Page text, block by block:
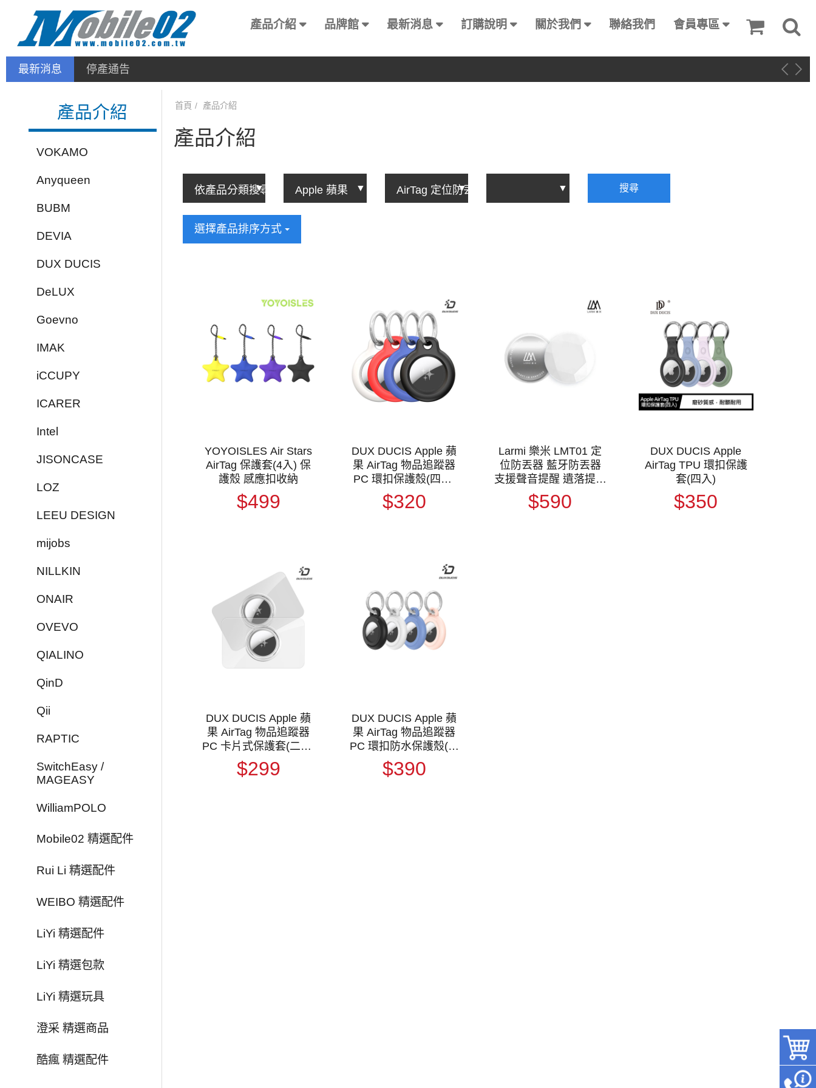
產品介紹 品牌館 最新消息 訂購說明 關於我們 聯絡我們 會員專區
最新消息 停產通告
產品介紹
VOKAMO
Anyqueen
BUBM
DEVIA
DUX DUCIS
DeLUX
Goevno
IMAK
iCCUPY
ICARER
Intel
JISONCASE
LOZ
LEEU DESIGN
mijobs
NILLKIN
ONAIR
OVEVO
QIALINO
QinD
Qii
RAPTIC
SwitchEasy /
MAGEASY
WilliamPOLO
Mobile02 精選配件
Rui Li 精選配件
WEIBO 精選配件
LiYi 精選配件
LiYi 精選包款
LiYi 精選玩具
澄采 精選商品
酷瘋 精選配件
首頁 產品介紹
產品介紹
搜尋
選擇產品排序方式
YOYOISLES Air Stars
AirTag 保護套(4入) 保
護殼 感應扣收納
$499
DUX DUCIS Apple 蘋
果 AirTag 物品追蹤器
PC 環扣保護殼(四入)
保護套 鑰匙扣 快拆扣
$320
Larmi 樂米 LMT01 定
位防丟器 藍牙防丟器
支援聲音提醒 遺落提醒
丟失模式 支援 Find My
網路
$590
DUX DUCIS Apple
AirTag TPU 環扣保護
套(四入)
$350
DUX DUCIS Apple 蘋
果 AirTag 物品追蹤器
PC 卡片式保護套(二入)
更好卡入錢包 不易掉出
$299
DUX DUCIS Apple 蘋
果 AirTag 物品追蹤器
PC 環扣防水保護殼(四
扣 防水版
$390